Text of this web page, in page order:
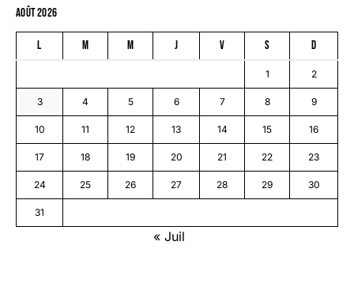
août 2026
L M M J V S D
1 2
3 4 5 6 7 8 9
10 11 12 13 14 15 16
17 18 19 20 21 22 23
24 25 26 27 28 29 30
31
« Juil